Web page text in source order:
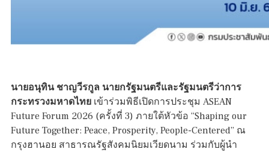
นายอนุทิน ชาญวีรกูล นายกรัฐมนตรีและรัฐมนตรีว่าการ
กระทรวงมหาดไทย เข้าร่วมพิธีเปิดการประชุม ASEAN
Future Forum 2026 (ครั้งที่ 3) ภายใต้หัวข้อ “Shaping our
Future Together: Peace, Prosperity, People-Centered” ณ
กรุงฮานอย สาธารณรัฐสังคมนิยมเวียดนาม ร่วมกับผู้นำ